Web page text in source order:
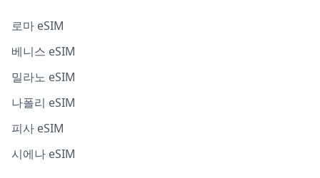
로마 eSIM
베니스 eSIM
밀라노 eSIM
나폴리 eSIM
피사 eSIM
시에나 eSIM